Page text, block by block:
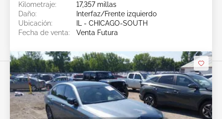
Kilometraje:
17,357 millas
Daño:
Interfaz/Frente izquierdo
Ubicación:
IL - CHICAGO-SOUTH
Fecha de venta:
Venta Futura